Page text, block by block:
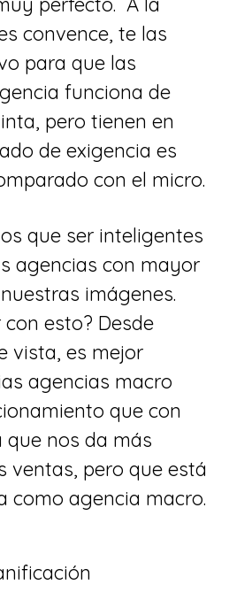
convence, te las
para que las
funciona de
pero tienen en
de exigencia es
con el micro.
que ser inteligentes
agencias con mayor
imágenes.
esto? Desde
vista, es mejor
agencias macro
que con
que nos da más
ventas, pero que está
como agencia macro.